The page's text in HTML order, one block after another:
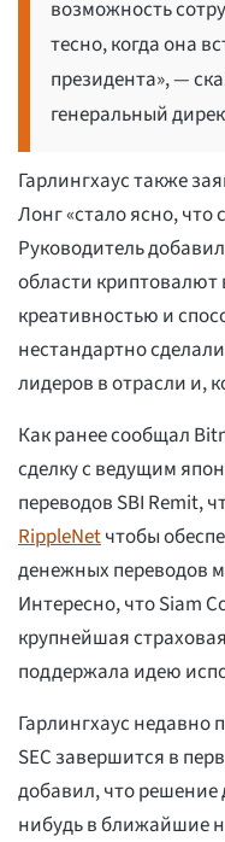
возможность
тесно, когда она
президента», —
генеральный
Гарлингхаус также
Лонг «стало ясно, что
Руководитель
области
креативностью и
нестандартно
лидеров в отрасли и,
Как ранее сообщал
сделку с ведущим
переводов SBI Remit,
RippleNetчтобы
денежных переводов
Интересно, что Siam
крупнейшая
поддержала идею
Гарлингхаус недавно
SEC завершится в
добавил, что решение
нибудь в ближайшие